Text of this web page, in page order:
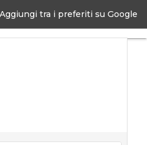
Aggiungi tra i preferiti su Google